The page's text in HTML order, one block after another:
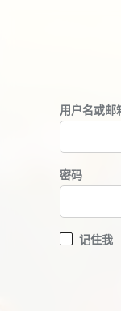
用户名或邮
密码
记住我